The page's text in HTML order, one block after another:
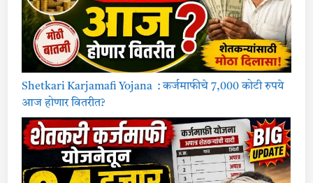
Shetkari Karjamafi Yojana : कर्जमाफीचे 7,000 कोटी रुपये
आज होणार वितरीत?